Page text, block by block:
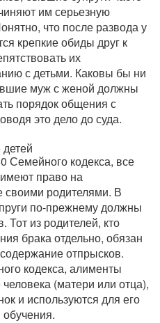
им серьезную
что после развода у
крепкие обиды друг к
их
с детьми. Каковы бы ни
муж с женой должны
порядок общения с
это дело до суда.
Семейного кодекса, все
право на
своими родителями. В
по-прежнему должны
Тот из родителей, кто
брака отдельно, обязан
отпрысков.
кодекса, алименты
(матери или отца),
и используются для его